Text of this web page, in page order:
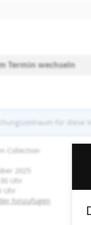
Termin wechseln
für diese
Collection
2025
Uhr
Uhr
hinzufügen